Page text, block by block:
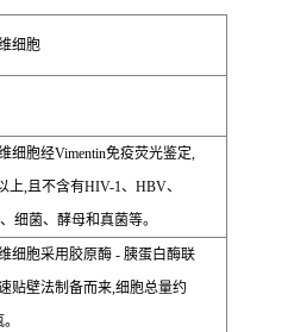
细胞
细胞经Vimentin免疫荧光鉴定,
上,且不含有HIV-1、HBV、
细菌、酵母和真菌等。
细胞采用胶原酶 - 胰蛋白酶联
贴壁法制备而来,细胞总量约